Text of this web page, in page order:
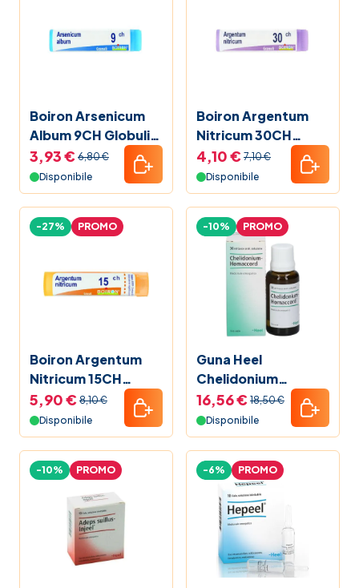
Boiron Arsenicum
Album 9CH Globuli
Monodose
3,93 € 6,80 €
Disponibile
Boiron Argentum
Nitricum 30CH
Globuli Monodose
4,10 € 7,10 €
Disponibile
Boiron Argentum
Nitricum 15CH
Granuli
-27% PROMO
5,90 € 8,10 €
Disponibile
Guna Heel
Chelidonium
Homaccord Gocce
Omeopatiche 30 ml
-10% PROMO
16,56 € 18,50 €
Disponibile
-10% PROMO -6% PROMO